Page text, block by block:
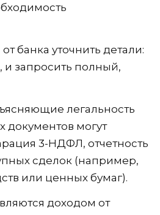
банка уточнить детали:
запросить полный,
легальность
документов могут
3-НДФЛ, отчетность
сделок (например,
или ценных бумаг).
доходом от